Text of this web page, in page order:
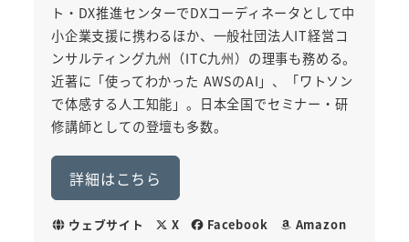
ト・DX推進センターでDXコーディネータとして中
小企業支援に携わるほか、一般社団法人IT経営コ
ンサルティング九州（ITC九州）の理事も務める。
近著に「使ってわかった AWSのAI」、「ワトソン
で体感する人工知能」。日本全国でセミナー・研
修講師としての登壇も多数。
詳細はこちら
ウェブサイト X Facebook Amazon